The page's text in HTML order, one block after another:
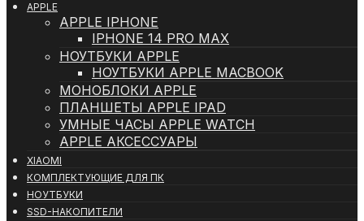
APPLE
APPLE IPHONE
IPHONE 14 PRO MAX
НОУТБУКИ APPLE
НОУТБУКИ APPLE MACBOOK
МОНОБЛОКИ APPLE
ПЛАНШЕТЫ APPLE IPAD
УМНЫЕ ЧАСЫ APPLE WATCH
APPLE АКСЕССУАРЫ
XIAOMI
КОМПЛЕКТУЮЩИЕ ДЛЯ ПК
НОУТБУКИ
SSD-НАКОПИТЕЛИ